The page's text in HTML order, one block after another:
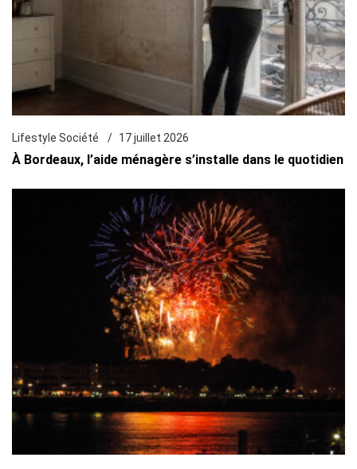
Lifestyle Société 17 juillet 2026
À Bordeaux, l’aide ménagère s’installe dans le quotidien